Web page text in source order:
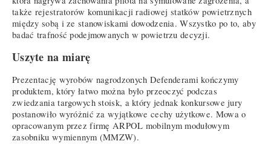
także rejestratorów komunikacji radiowej statków powietrznych
między sobą i ze stanowiskami dowodzenia. Wszystko po to, aby
badać trafność podejmowanych w powietrzu decyzji.
Uszyte na miarę
Prezentację wyrobów nagrodzonych Defenderami kończymy
produktem, który łatwo można było przeoczyć podczas
zwiedzania targowych stoisk, a który jednak konkursowe jury
postanowiło wyróżnić za wyjątkowe cechy użytkowe. Mowa o
opracowanym przez firmę ARPOL mobilnym modułowym
zasobniku wymiennym (MMZW).